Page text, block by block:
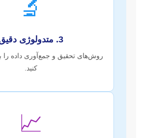
🔬
3. متدولوژی دقیق
روش‌های تحقیق و جمع‌آوری داده را
کنید.
📈